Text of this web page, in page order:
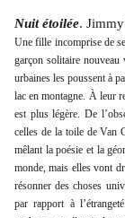
Nuit étoilée.
Une fille incomprise de
garçon solitaire nouveau
urbaines les poussent à
lac en montagne. À leur
est plus légère. De
celles de la toile de Van
mêlant la poésie et la
monde, mais elles vont
résonner des choses
par rapport à